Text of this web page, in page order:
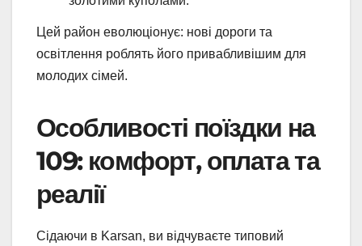
Цей район еволюціонує: нові дороги та
освітлення роблять його привабливішим для
молодих сімей.
Особливості поїздки на
109: комфорт, оплата та
реалії
Сідаючи в Karsan, ви відчуваєте типовий